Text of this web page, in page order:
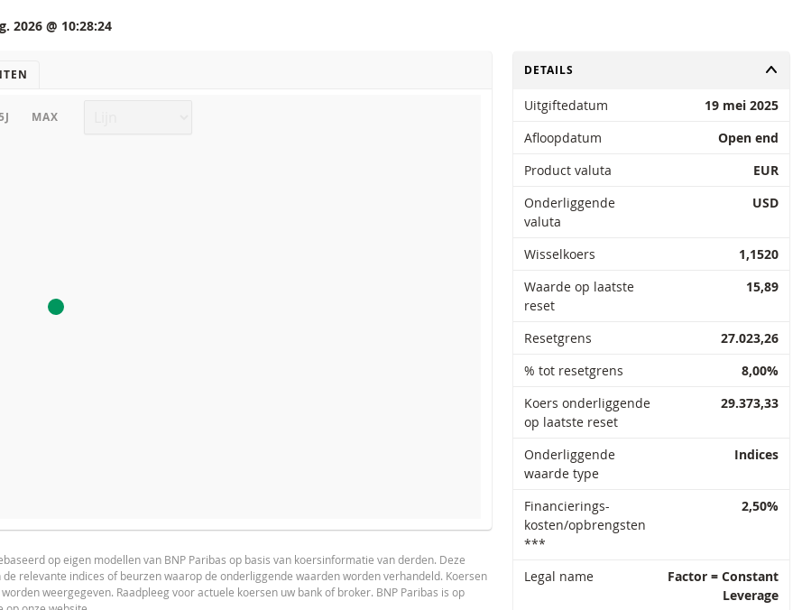
2026 @ 10:28:24
MAX
WAARDE OP LAATSTE RESET RESETGRENS KOERS ONDERLIGGENDE OP LAATSTE
15,89 27.023,256
15,63 27.023,464
advised
PRICE PROJECTION
op eigen modellen van BNP Paribas op basis van koersinformatie van derden. Deze
relevante indices of beurzen waarop de onderliggende waarden worden verhandeld. Koersen
weergegeven. Raadpleeg voor actuele koersen uw bank of broker. BNP Paribas is op
TOGGLE
DETAILS
Uitgiftedatum
19 mei 2025
Afloopdatum
Open end
Product valuta
EUR
Onderliggende
valuta
USD
Wisselkoers
1,1520
Waarde op laatste
reset
15,89
Resetgrens
27.023,26
% tot resetgrens
8,00%
Koers onderliggende
op laatste reset
29.373,33
Onderliggende
waarde type
Indices
Financierings-
kosten/opbrengsten
***
2,50%
Legal name
Factor = Constant
Leverage